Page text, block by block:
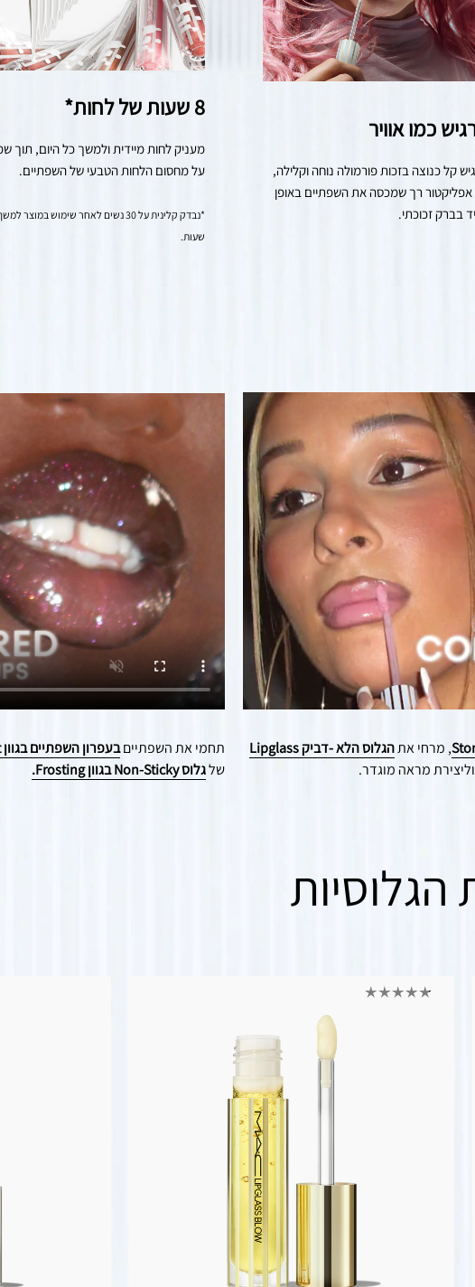
8 שעות של לחות*
על מחסום הלחות הטבעי של השפתיים.
שעות.
כמו אוויר
בברק זכוכתי.
, מרחי את
הגלוס הלא -דביק Lipglass
תחמי את השפתייםבעפרון השפתיים בגוון Chestnut
שלגלוס Non-Sticky בגוון Frosting.
הגלוסיות